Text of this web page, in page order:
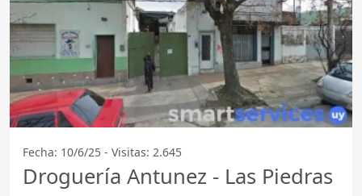
Fecha: 10/6/25 - Visitas: 2.645
Droguería Antunez - Las Piedras